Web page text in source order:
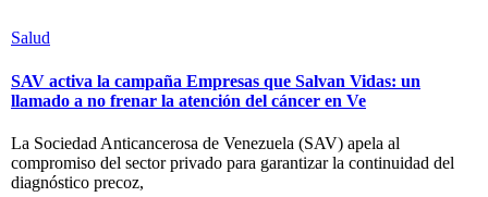
Salud
SAV activa la campaña Empresas que Salvan Vidas: un
llamado a no frenar la atención del cáncer en Ve
La Sociedad Anticancerosa de Venezuela (SAV) apela al
compromiso del sector privado para garantizar la continuidad del
diagnóstico precoz,